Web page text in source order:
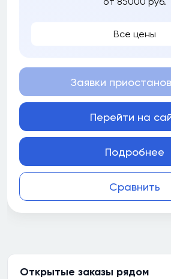
Все цены
Сравнить
Заявки
Перейти на
Подробнее
Открытые заказы рядом